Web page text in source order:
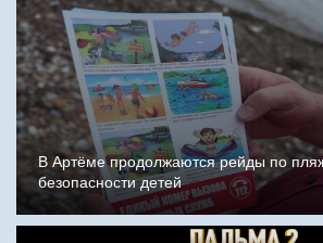
В Артёме продолжаются рейды по
безопасности детей